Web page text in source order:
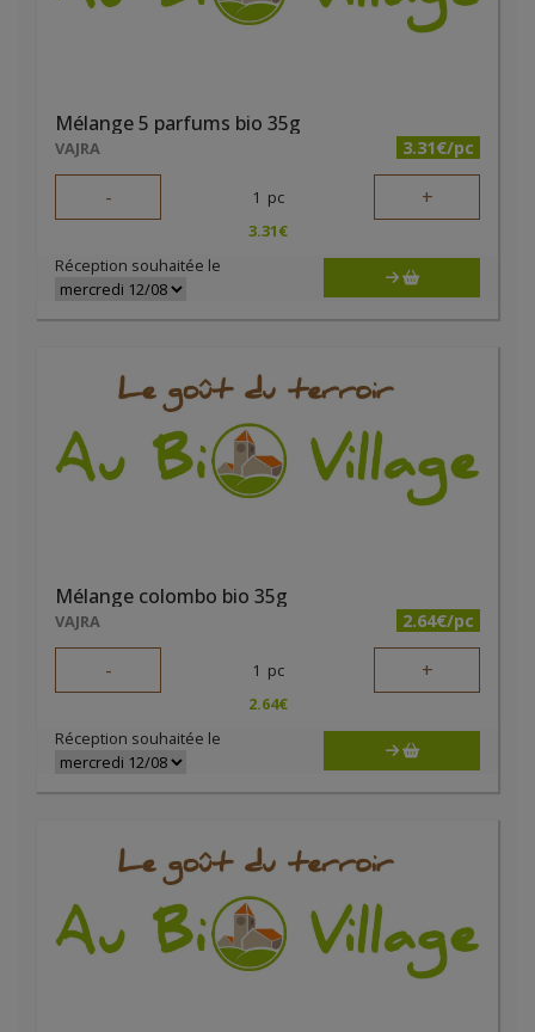
Mélange 5 parfums bio 35g
VAJRA 3.31€/pc
- 1 pc +
3.31€
Réception souhaitée le
Mélange colombo bio 35g
VAJRA 2.64€/pc
- 1 pc +
2.64€
Réception souhaitée le